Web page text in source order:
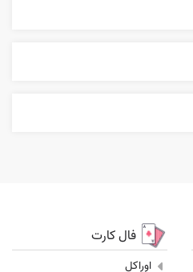
فال کارت
اوراکل